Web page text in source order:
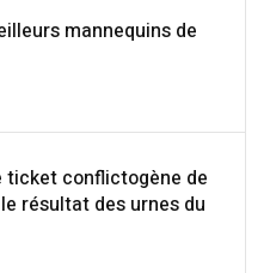
mannequins de
ticket conflictogène de
résultat des urnes du